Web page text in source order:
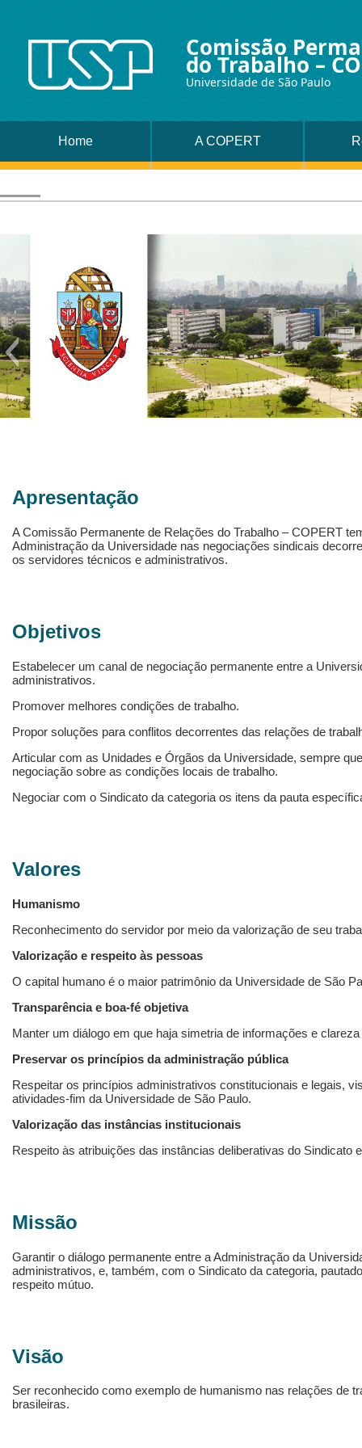
Comissão
do Trabalho –
Universidade de São Paulo
Home A COPERT
Apresentação
A Comissão Permanente de Relações do Trabalho – COPERT
Administração da Universidade nas negociações sindicais
os servidores técnicos e administrativos.
Objetivos
Estabelecer um canal de negociação permanente entre a
administrativos.
Promover melhores condições de trabalho.
Propor soluções para conflitos decorrentes das relações de
Articular com as Unidades e Órgãos da Universidade, sempre
negociação sobre as condições locais de trabalho.
Negociar com o Sindicato da categoria os itens da pauta
Valores
Humanismo
Reconhecimento do servidor por meio da valorização de seu
Valorização e respeito às pessoas
O capital humano é o maior patrimônio da Universidade de São
Transparência e boa-fé objetiva
Manter um diálogo em que haja simetria de informações e
Preservar os princípios da administração pública
Respeitar os princípios administrativos constitucionais e legais,
atividades-fim da Universidade de São Paulo.
Valorização das instâncias institucionais
Respeito às atribuições das instâncias deliberativas do Sindicato
Missão
Garantir o diálogo permanente entre a Administração da
administrativos, e, também, com o Sindicato da categoria,
respeito mútuo.
Visão
Ser reconhecido como exemplo de humanismo nas relações de
brasileiras.